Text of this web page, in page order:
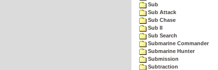
Sub
Sub Attack
Sub Chase
Sub II
Sub Search
Submarine Commander
Submarine Hunter
Submission
Subtraction